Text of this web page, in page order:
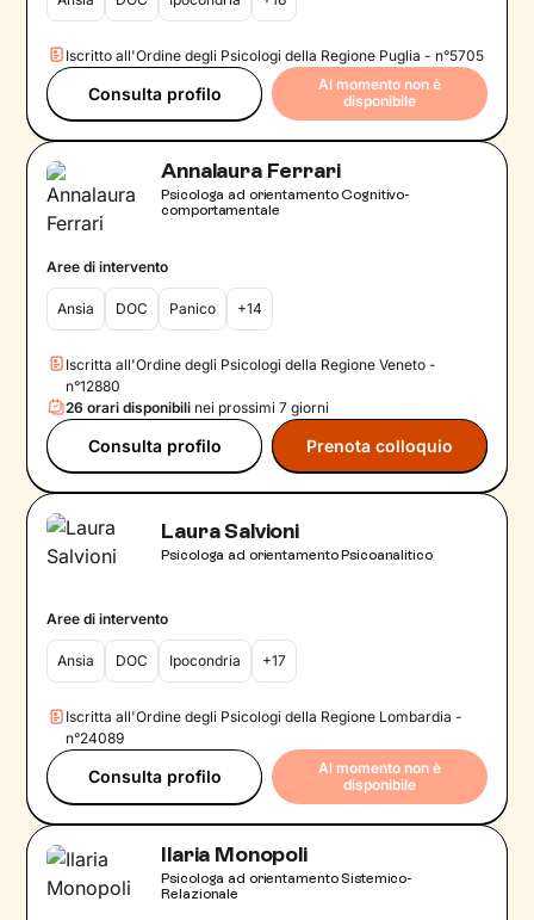
Iscritto all'Ordine degli Psicologi della Regione Puglia - n°5705
Consulta profilo
Al momento non è
disponibile
Annalaura Ferrari
Psicologa ad orientamento Cognitivo-
comportamentale
Aree di intervento
Ansia DOC Panico +14
Iscritta all'Ordine degli Psicologi della Regione Veneto -
n°12880
26 orari disponibili nei prossimi 7 giorni
Consulta profilo Prenota colloquio
Laura Salvioni
Psicologa ad orientamento Psicoanalitico
Aree di intervento
Ansia DOC Ipocondria +17
Iscritta all'Ordine degli Psicologi della Regione Lombardia -
n°24089
Consulta profilo
Al momento non è
disponibile
Ilaria Monopoli
Psicologa ad orientamento Sistemico-
Relazionale